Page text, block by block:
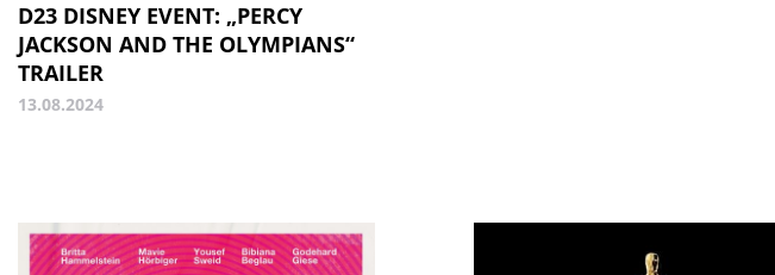
D23 DISNEY EVENT: „PERCY
JACKSON AND THE OLYMPIANS“
TRAILER
13.08.2024